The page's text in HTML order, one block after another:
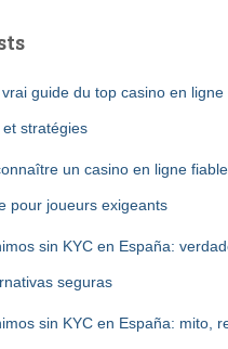
guide du top casino en ligne
stratégies
un casino en ligne
pour joueurs exigeants
sin KYC en España:
seguras
sin KYC en España: mito,